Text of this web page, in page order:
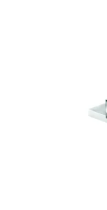
namontovať
spona, skrutka